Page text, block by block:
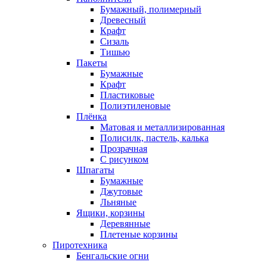
Бумажный, полимерный
Древесный
Крафт
Сизаль
Тишью
Пакеты
Бумажные
Крафт
Пластиковые
Полиэтиленовые
Плёнка
Матовая и металлизированная
Полисилк, пастель, калька
Прозрачная
С рисунком
Шпагаты
Бумажные
Джутовые
Льняные
Ящики, корзины
Деревянные
Плетеные корзины
Пиротехника
Бенгальские огни